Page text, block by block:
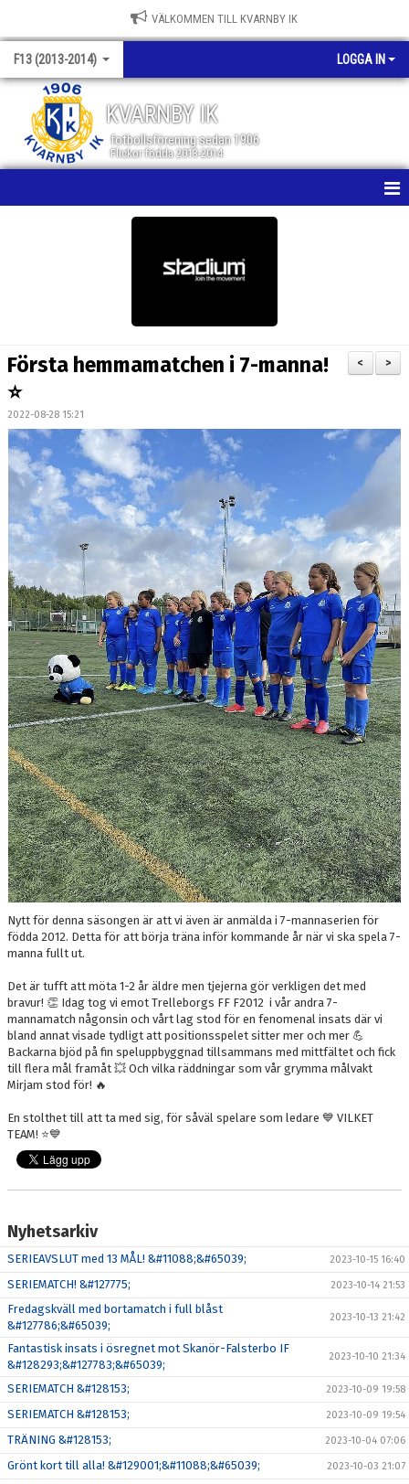
VÄLKOMMEN TILL KVARNBY IK
F13 (2013-2014) LOGGA IN
KVARNBY IK
fotbollsförening sedan 1906
Flickor födda 2013-2014
TRUPPEN
BILDGALLERI
DOKUMENT
KONTAKT
>
<
Första hemmamatchen i 7-manna!
⭐️
2022-08-28 15:21
Nytt för denna säsongen är att vi även är anmälda i 7-mannaserien för
födda 2012. Detta för att börja träna inför kommande år när vi ska spela 7-
manna fullt ut.
Det är tufft att möta 1-2 år äldre men tjejerna gör verkligen det med
bravur! 👏 Idag tog vi emot Trelleborgs FF F2012 i vår andra 7-
mannamatch någonsin och vårt lag stod för en fenomenal insats där vi
bland annat visade tydligt att positionsspelet sitter mer och mer 💪
Backarna bjöd på fin speluppbyggnad tillsammans med mittfältet och fick
till flera mål framåt 💥 Och vilka räddningar som vår grymma målvakt
Mirjam stod för! 🔥
En stolthet till att ta med sig, för såväl spelare som ledare 💙 VILKET
TEAM! ⭐️💙
Nyhetsarkiv
SERIEAVSLUT med 13 MÅL! &#11088;&#65039; 2023-10-15 16:40
SERIEMATCH! &#127775; 2023-10-14 21:53
Fredagskväll med bortamatch i full blåst
&#127786;&#65039;
2023-10-13 21:42
Fantastisk insats i ösregnet mot Skanör-Falsterbo IF
&#128293;&#127783;&#65039;
2023-10-10 21:34
SERIEMATCH &#128153; 2023-10-09 19:58
SERIEMATCH &#128153; 2023-10-09 19:54
TRÄNING &#128153; 2023-10-04 07:06
Grönt kort till alla! &#129001;&#11088;&#65039; 2023-10-03 21:07